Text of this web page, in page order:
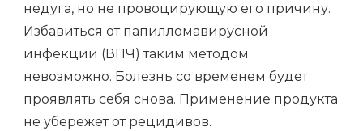
недуга, но не провоцирующую его причину.
Избавиться от папилломавирусной
инфекции (ВПЧ) таким методом
невозможно. Болезнь со временем будет
проявлять себя снова. Применение продукта
не убережет от рецидивов.